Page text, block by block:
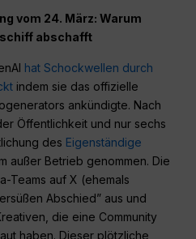
vom 24. März: Warum
abschafft
hat Schockwellen durch
indem sie das offizielle
ankündigte. Nach
Öffentlichkeit und nur sechs
des Eigenständige
außer Betrieb genommen. Die
Teams auf X (ehemals
Abschied” aus und
die eine Community
haben. Dieser plötzliche